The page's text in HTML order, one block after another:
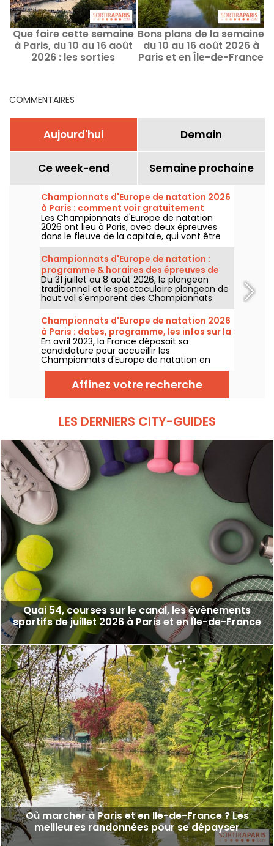
Que faire cette semaine
à Paris, du 10 au 16 août
2026 : les sorties
Bons plans de la semaine
du 10 au 16 août 2026 à
Paris et en Île-de-France
COMMENTAIRES
Aujourd'hui Demain
Ce week-end Semaine prochaine
Championnats d'Europe de natation 2026
à Paris : comment voir gratuitement
certaines épreuves ?
Les Championnats d'Europe de natation
2026 ont lieu à Paris, avec deux épreuves
dans le fleuve de la capitale, qui vont être
plus accessibles au grand public ! Comment
observer les compétitions en eau libre et le
plongeon de haut vol, au mois d'août
prochain ?
Championnats d'Europe de natation :
programme & horaires des épreuves de
plongeon et de haut vol
Du 31 juillet au 8 août 2026, le plongeon
traditionnel et le spectaculaire plongeon de
haut vol s'emparent des Championnats
d'Europe de natation. Entre le bassin
olympique de Saint-Denis et le cadre
naturel de la Seine, les meilleurs plongeurs
du continent vont s'élancer pour des figures
acrobatiques saisissantes.
Championnats d'Europe de natation 2026
à Paris : dates, programme, les infos sur la
compétition
En avril 2023, la France déposait sa
candidature pour accueillir les
Championnats d'Europe de natation en
2026. Du 31 juillet au 16 août, le Centre
Aquatique Olympique vous attend pour
encourager nos nageurs. Voici toutes les
informations à connaître sur la compétition
Affinez votre recherche
LES DERNIERS CITY-GUIDES
Quai 54, courses sur le canal, les évènements
sportifs de juillet 2026 à Paris et en Île-de-France
Où marcher à Paris et en Ile-de-France ? Les
meilleures randonnées pour se dépayser